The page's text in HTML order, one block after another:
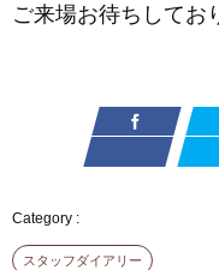
ご来場お待ちしてお
スタッフダイアリー